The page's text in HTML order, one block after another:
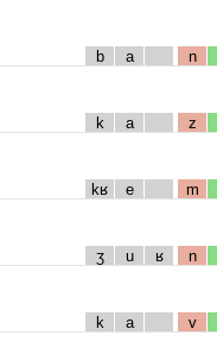
b a n
k a z
kʁ e m
ʒ u ʁ n
k a v